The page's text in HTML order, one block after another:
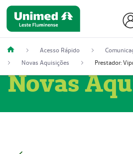
Acesso Rápido
Novas Aquisições
Novas